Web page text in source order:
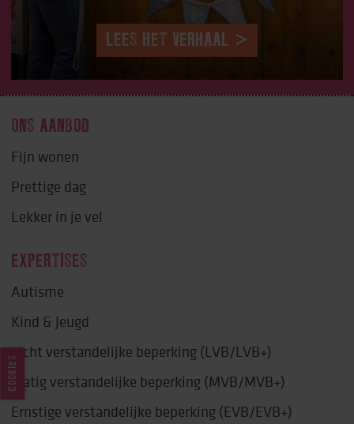
LEES HET VERHAAL
ONS AANBOD
Fijn wonen
Prettige dag
Lekker in je vel
EXPERTISES
Autisme
Kind & Jeugd
Licht verstandelijke beperking (LVB/LVB+)
Matig verstandelijke beperking (MVB/MVB+)
Ernstige verstandelijke beperking (EVB/EVB+)
COOKIES